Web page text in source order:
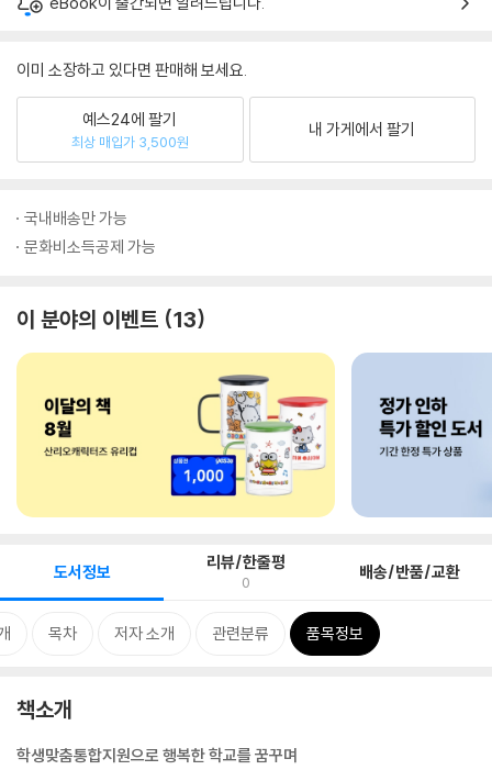
이미 소장하고 있다면 판매해 보세요.
예스24에 팔기
최상 매입가 3,500원
내 가게에서 팔기
국내배송만 가능
문화비소득공제 가능
이 분야의 이벤트 13
도서정보 리뷰/한줄평
0 배송/반품/교환
목차 저자 소개 관련분류 품목정보
책소개
학생맞춤통합지원으로 행복한 학교를 꿈꾸며